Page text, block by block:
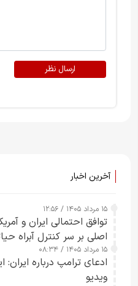
ارسال نظر
آخرین اخبار
۱۵ مرداد ۱۴۰۵ / ۱۲:۵۶
توافق احتمالی ایران و
اصلی بر سر کنترل آبراه
۱۵ مرداد ۱۴۰۵ / ۰۸:۳۴
ادعای ترامپ درباره ایران:
ویدیو